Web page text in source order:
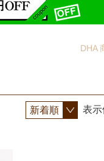
DHA
表示